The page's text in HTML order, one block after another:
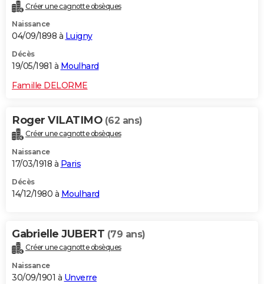
Créer une cagnotte obsèques
Naissance
04/09/1898 à Luigny
Décès
19/05/1981 à Moulhard
Famille DELORME
Roger VILATIMO (62 ans)
Créer une cagnotte obsèques
Naissance
17/03/1918 à Paris
Décès
14/12/1980 à Moulhard
Gabrielle JUBERT (79 ans)
Créer une cagnotte obsèques
Naissance
30/09/1901 à Unverre